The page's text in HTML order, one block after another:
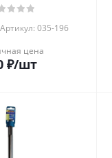
Артикул: 035-196
цена
₽/шт